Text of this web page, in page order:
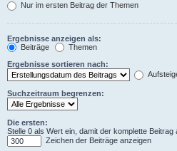
Nur im ersten Beitrag der Themen
Ergebnisse anzeigen als:
Beiträge
Themen
Ergebnisse sortieren nach:
Suchzeitraum begrenzen:
Die ersten:
Stelle 0 als Wert ein, damit der komplette Beitrag
Zeichen der Beiträge anzeigen